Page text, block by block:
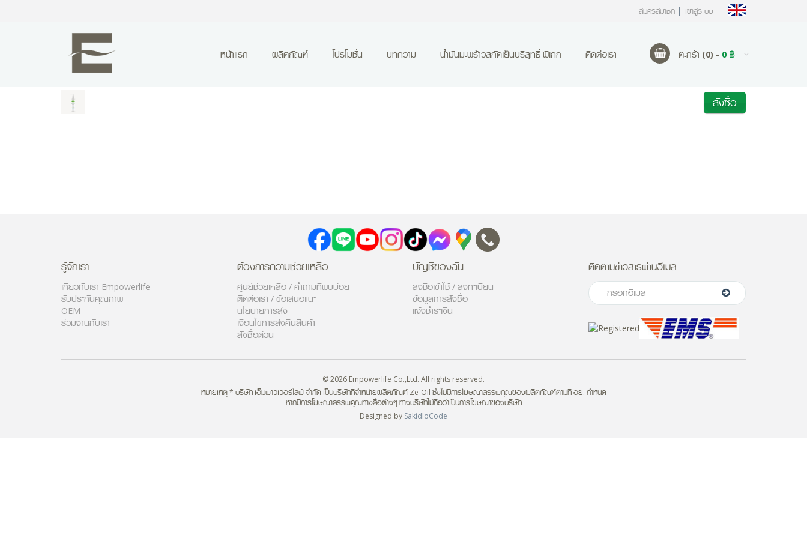
สมัครสมาชิก เข้าสู่ระบบ
หน้าแรก ผลิตภัณฑ์ โปรโมชั่น บทความ น้ำมันมะพร้าวสกัดเย็นบริสุทธิ์ พิเภก ติดต่อเรา ตะกร้า (0) - 0 ฿
สั่งซื้อ
รู้จักเรา
เกี่ยวกับเรา Empowerlife
รับประกันคุณภาพ
OEM
ร่วมงานกับเรา
ต้องการความช่วยเหลือ
ศูนย์ช่วยเหลือ / คำถามที่พบบ่อย
ติดต่อเรา / ข้อเสนอแนะ
นโยบายการส่ง
เงื่อนไขการส่งคืนสินค้า
สั่งซื้อด่วน
บัญชีของฉัน
ลงชื่อเข้าใช้ / ลงทะเบียน
ข้อมูลการสั่งซื้อ
แจ้งชำระเงิน
ติดตามข่าวสารผ่านอีเมล
© 2026 Empowerlife Co.,Ltd. All rights reserved.
หมายเหตุ * บริษัท เอ็มพาวเวอร์ไลฟ์ จำกัด เป็นบริษัทที่จำหน่ายผลิตภัณฑ์ Ze-Oil ซึ่งไม่มีการโฆษณาสรรพคุณของผลิตภัณฑ์ตามที่ อย. กำหนด
หากมีการโฆษณาสรรพคุณทางสื่อต่างๆ ทางบริษัทไม่ถือว่าเป็นการโฆษณาของบริษัท
Designed by SakidloCode